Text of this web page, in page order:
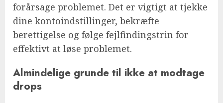
forårsage problemet. Det er vigtigt at tjekke
dine kontoindstillinger, bekræfte
berettigelse og følge fejlfindingstrin for
effektivt at løse problemet.
Almindelige grunde til ikke at modtage
drops